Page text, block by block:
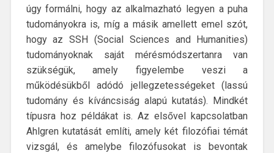
úgy formálni, hogy az alkalmazható legyen a puha
tudományokra is, míg a másik amellett emel szót,
hogy az SSH (Social Sciences and Humanities)
tudományoknak saját mérésmódszertanra van
szükségük, amely figyelembe veszi a
működésükből adódó jellegzetességeket (lassú
tudomány és kíváncsiság alapú kutatás). Mindkét
típusra hoz példákat is. Az elsővel kapcsolatban
Ahlgren kutatását említi, amely két filozófiai témát
vizsgál, és amelybe filozófusokat is bevontak